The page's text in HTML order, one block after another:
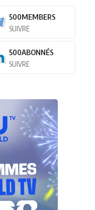
500MEMBERS
SUIVRE
500ABONNÉS
SUIVRE